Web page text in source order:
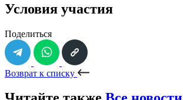
Условия участия
Поделиться
Возврат к списку